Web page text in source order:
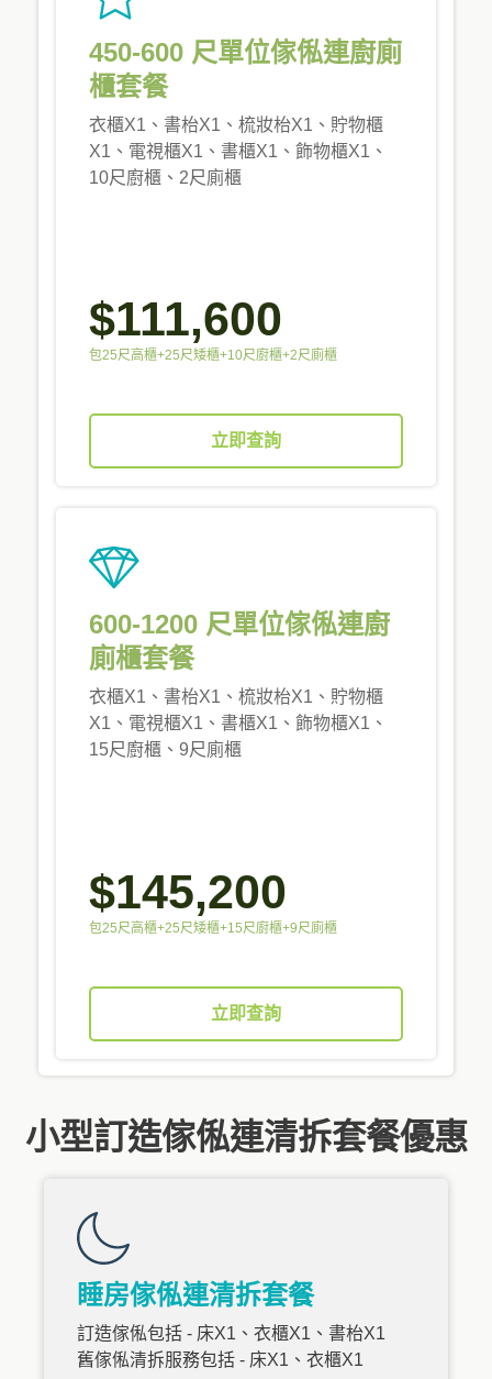
450-600 尺單位傢俬連廚廁
櫃套餐
衣櫃X1、書枱X1、梳妝枱X1、貯物櫃
X1、電視櫃X1、書櫃X1、飾物櫃X1、
10尺廚櫃、2尺廁櫃
$111,600
包25尺高櫃+25尺矮櫃+10尺廚櫃+2尺廁櫃
立即查詢
600-1200 尺單位傢俬連廚
廁櫃套餐
衣櫃X1、書枱X1、梳妝枱X1、貯物櫃
X1、電視櫃X1、書櫃X1、飾物櫃X1、
15尺廚櫃、9尺廁櫃
$145,200
包25尺高櫃+25尺矮櫃+15尺廚櫃+9尺廁櫃
立即查詢
小型訂造傢俬連清拆套餐優惠
睡房傢俬連清拆套餐
訂造傢俬包括 - 床X1、衣櫃X1、書枱X1
舊傢俬清拆服務包括 - 床X1、衣櫃X1